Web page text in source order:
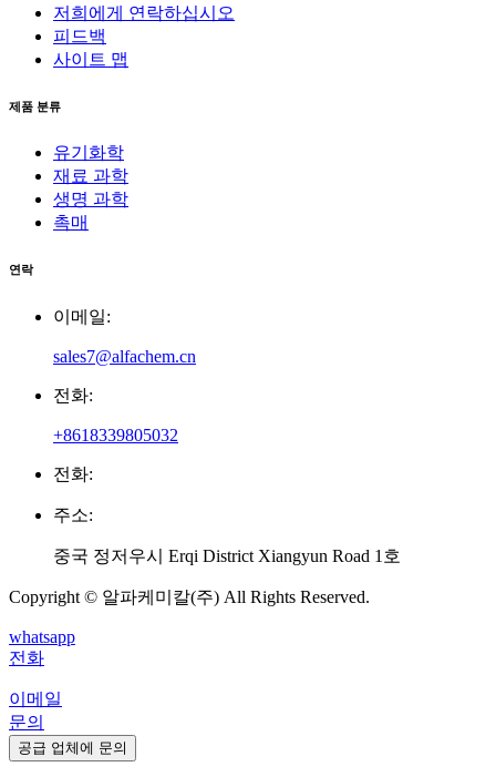
저희에게 연락하십시오
피드백
사이트 맵
제품 분류
유기화학
재료 과학
생명 과학
촉매
연락
이메일:
sales7@alfachem.cn
전화:
+8618339805032
전화:
주소:
중국 정저우시 Erqi District Xiangyun Road 1호
Copyright © 알파케미칼(주) All Rights Reserved.
whatsapp
전화
이메일
문의
공급 업체에 문의